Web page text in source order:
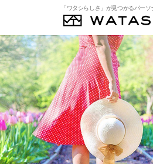
「ワタシらしさ」が見つかるパー